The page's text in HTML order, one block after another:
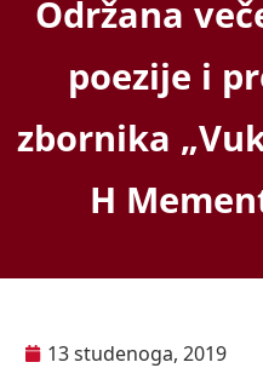
Održana
poezije i
zbornika
H
13 studenoga, 2019